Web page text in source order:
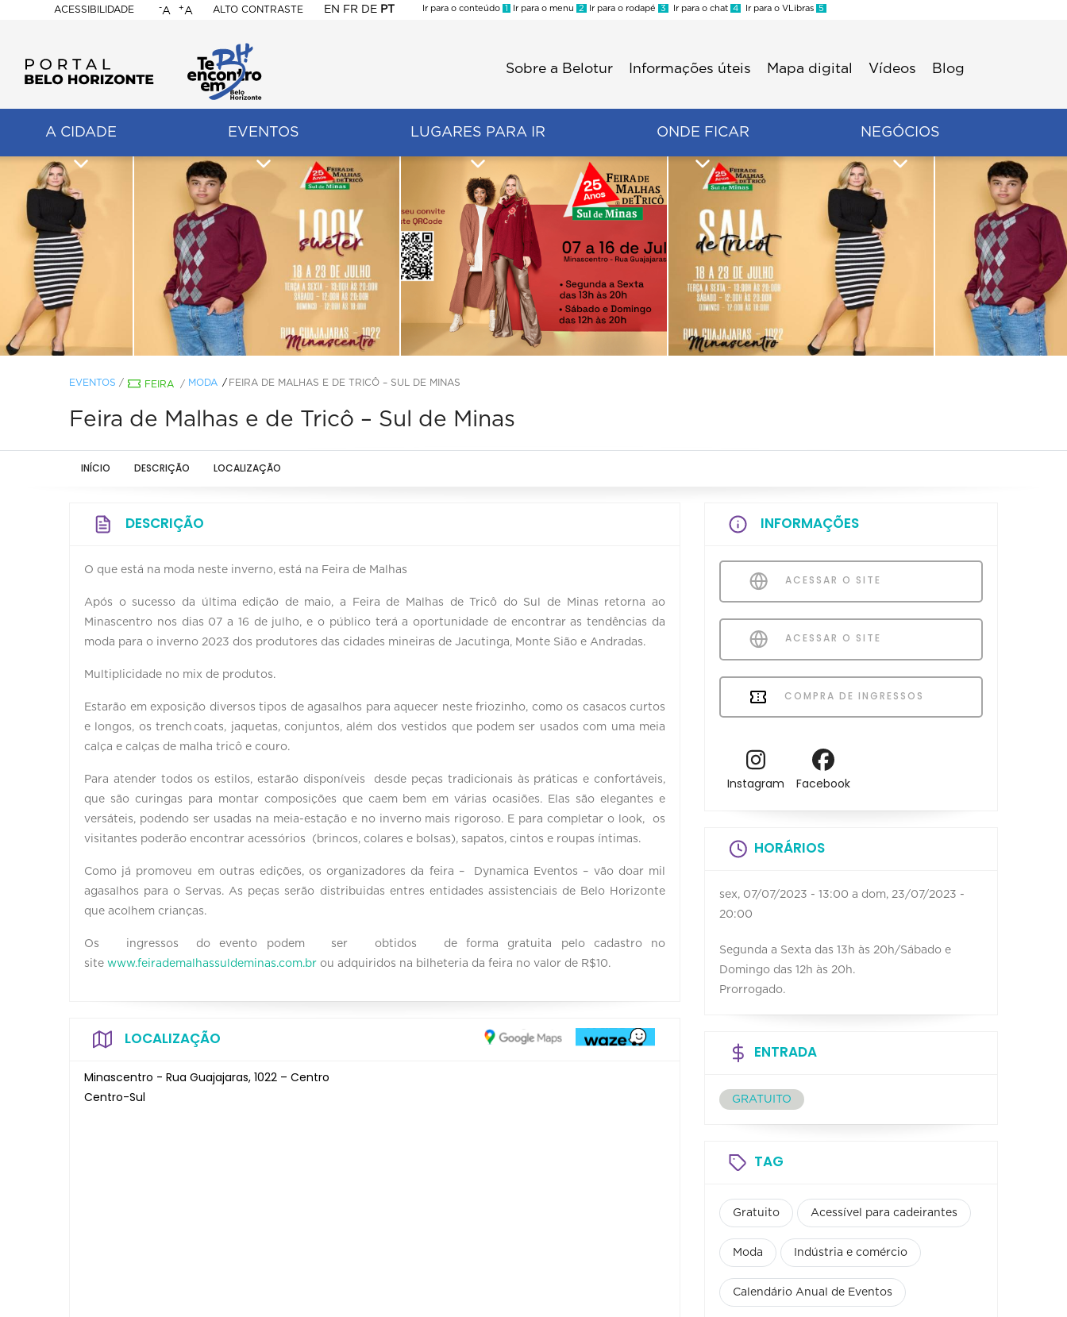
ACESSIBILIDADE
BELO
HORIZONTE
-A +A ALTO CONTRASTE EN FR DE PT
Ir para o conteúdo 1 Ir para o menu 2 Ir para o rodapé 3 Ir para o chat 4 Ir para o VLibras 5
Sobre a Belotur Informações úteis Mapa digital Vídeos Blog
A CIDADE EVENTOS LUGARES PARA IR ONDE FICAR NEGÓCIOS
EVENTOS / FEIRA / MODA FEIRA DE MALHAS E DE TRICÔ – SUL DE MINAS
Feira de Malhas e de Tricô – Sul de Minas
INÍCIO DESCRIÇÃO LOCALIZAÇÃO
DESCRIÇÃO
O que está na moda neste inverno, está na Feira de Malhas
Após o sucesso da última edição de maio, a Feira de Malhas de Tricô do Sul de Minas retorna ao
Minascentro nos dias 07 a 16 de julho, e o público terá a oportunidade de encontrar as tendências da
moda para o inverno 2023 dos produtores das cidades mineiras de Jacutinga, Monte Sião e Andradas.
Multiplicidade no mix de produtos.
Estarão em exposição diversos tipos de agasalhos para aquecer neste friozinho, como os casacos curtos
e longos, os trench coats, jaquetas, conjuntos, além dos vestidos que podem ser usados com uma meia
calça e calças de malha tricô e couro.
Para atender todos os estilos, estarão disponíveis desde peças tradicionais às práticas e confortáveis,
que são curingas para montar composições que caem bem em várias ocasiões. Elas são elegantes e
versáteis, podendo ser usadas na meia-estação e no inverno mais rigoroso. E para completar o look, os
visitantes poderão encontrar acessórios (brincos, colares e bolsas), sapatos, cintos e roupas íntimas.
Como já promoveu em outras edições, os organizadores da feira – Dynamica Eventos – vão doar mil
agasalhos para o Servas. As peças serão distribuidas entres entidades assistenciais de Belo Horizonte
que acolhem crianças.
Os ingressos do evento podem ser obtidos de forma gratuita pelo cadastro no
site www.feirademalhassuldeminas.com.br ou adquiridos na bilheteria da feira no valor de R$10.
LOCALIZAÇÃO
Minascentro - Rua Guajajaras, 1022 – Centro
Centro-Sul
INFORMAÇÕES
ACESSAR O SITE
ACESSAR O SITE
COMPRA DE INGRESSOS
Instagram Facebook
HORÁRIOS
sex, 07/07/2023 - 13:00 a dom, 23/07/2023 -
20:00
Segunda a Sexta das 13h às 20h/Sábado e
Domingo das 12h às 20h.
Prorrogado.
ENTRADA
GRATUITO
TAG
Gratuito Acessível para cadeirantes
Moda Indústria e comércio
Calendário Anual de Eventos